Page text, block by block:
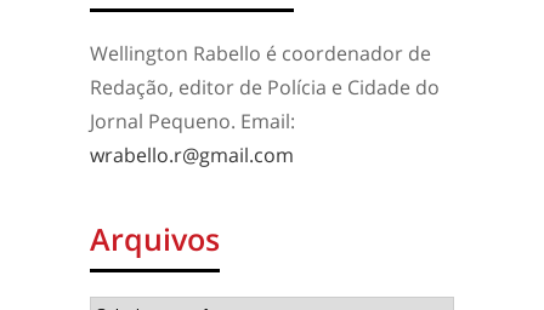
Wellington Rabello é coordenador de
Redação, editor de Polícia e Cidade do
Jornal Pequeno. Email:
wrabello.r@gmail.com
Arquivos